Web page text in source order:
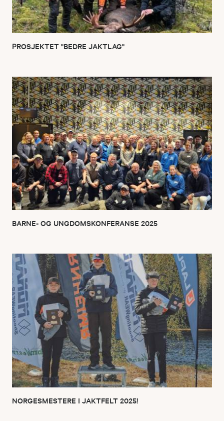
PROSJEKTET "BEDRE JAKTLAG"
BARNE- OG UNGDOMSKONFERANSE 2025
NORGESMESTERE I JAKTFELT 2025!